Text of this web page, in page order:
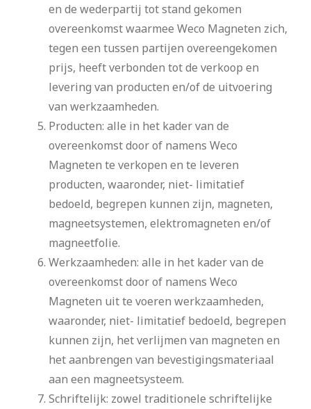
en de wederpartij tot stand gekomen
overeenkomst waarmee Weco Magneten zich,
tegen een tussen partijen overeengekomen
prijs, heeft verbonden tot de verkoop en
levering van producten en/of de uitvoering
van werkzaamheden.
Producten: alle in het kader van de
overeenkomst door of namens Weco
Magneten te verkopen en te leveren
producten, waaronder, niet- limitatief
bedoeld, begrepen kunnen zijn, magneten,
magneetsystemen, elektromagneten en/of
magneetfolie.
Werkzaamheden: alle in het kader van de
overeenkomst door of namens Weco
Magneten uit te voeren werkzaamheden,
waaronder, niet- limitatief bedoeld, begrepen
kunnen zijn, het verlijmen van magneten en
het aanbrengen van bevestigingsmateriaal
aan een magneetsysteem.
Schriftelijk: zowel traditionele schriftelijke